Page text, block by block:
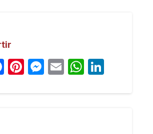
Facebook
Pinterest
Messenger
Email